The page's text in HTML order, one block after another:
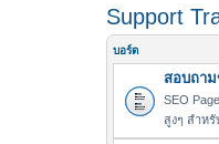
Support
บอร์ด
สอบถาม
SEO
สูงๆ สำหรั